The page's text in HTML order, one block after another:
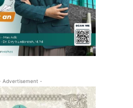
Advertisement -